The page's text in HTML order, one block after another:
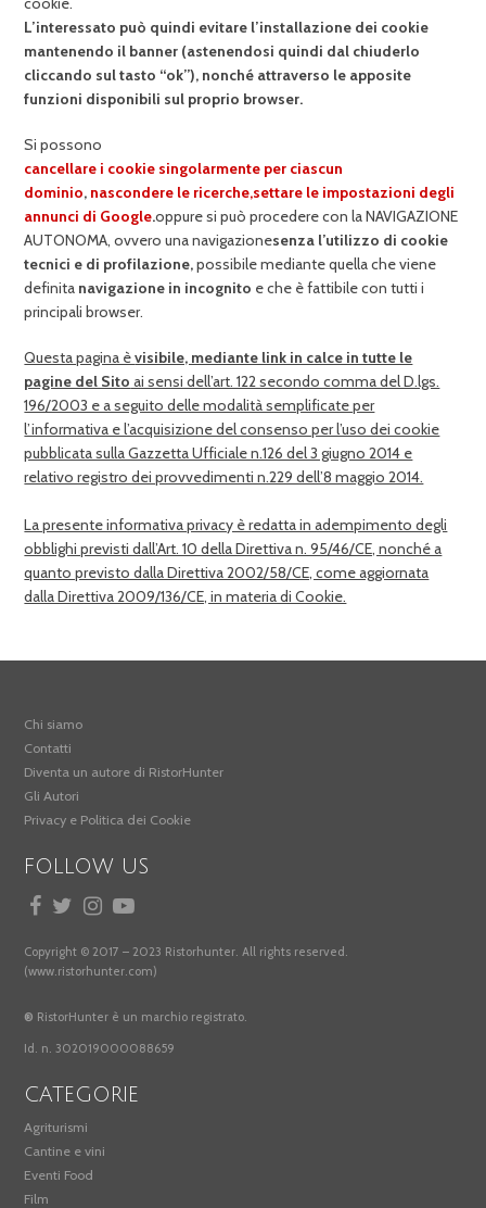
L’interessato può quindi evitare l’installazione dei cookie
mantenendo il banner (astenendosi quindi dal chiuderlo
cliccando sul tasto “ok”), nonché attraverso le apposite
funzioni disponibili sul proprio browser.
Si possono
cancellare i cookie singolarmente per ciascun
dominio, nascondere le ricerche,settare le impostazioni degli
annunci di Google.oppure si può procedere con la NAVIGAZIONE
AUTONOMA, ovvero una navigazionesenza l’utilizzo di cookie
tecnici e di profilazione,possibile mediante quella che viene
definita navigazione in incognito e che è fattibile con tutti i
principali browser.
Questa pagina èvisibile, mediante link in calce in tutte le
pagine del Sito ai sensi dell’art. 122 secondo comma del D.lgs.
196/2003 e a seguito delle modalità semplificate per
l’informativa e l’acquisizione del consenso per l’uso dei cookie
pubblicata sulla Gazzetta Ufficiale n.126 del 3 giugno 2014 e
relativo registro dei provvedimenti n.229 dell’8 maggio 2014.
La presente informativa privacy è redatta in adempimento degli
obblighi previsti dall’Art. 10 della Direttiva n. 95/46/CE, nonché a
quanto previsto dalla Direttiva 2002/58/CE, come aggiornata
dalla Direttiva 2009/136/CE, in materia di Cookie.
Chi siamo
Contatti
Diventa un autore di RistorHunter
Gli Autori
Privacy e Politica dei Cookie
FOLLOW US
Copyright © 2017 – 2023 Ristorhunter. All rights reserved.
(www.ristorhunter.com)
® RistorHunter è un marchio registrato.
Id. n. 302019000088659
CATEGORIE
Agriturismi
Cantine e vini
Eventi Food
Film